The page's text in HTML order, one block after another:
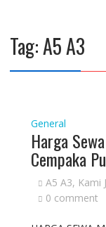
Tag:A5 A3
General
Harga
Cempaka
A5 A3, Kami
0 comment